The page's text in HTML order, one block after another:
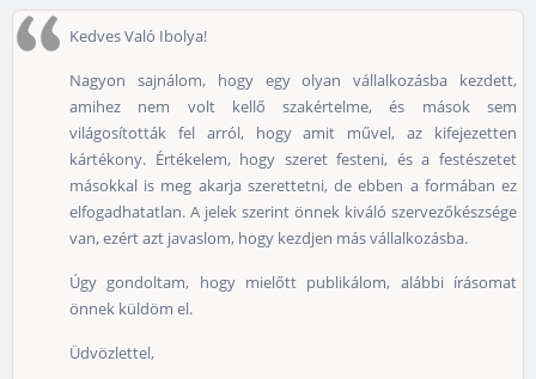
Kedves Való Ibolya!
Nagyon sajnálom, hogy egy olyan vállalkozásba kezdett,
amihez nem volt kellő szakértelme, és mások sem
világosították fel arról, hogy amit művel, az kifejezetten
kártékony. Értékelem, hogy szeret festeni, és a festészetet
másokkal is meg akarja szerettetni, de ebben a formában ez
elfogadhatatlan. A jelek szerint önnek kiváló szervezőkészsége
van, ezért azt javaslom, hogy kezdjen más vállalkozásba.
Úgy gondoltam, hogy mielőtt publikálom, alábbi írásomat
önnek küldöm el.
Üdvözlettel,